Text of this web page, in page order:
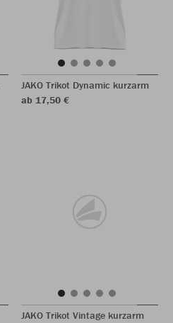
JAKO Trikot Dynamic kurzarm
ab 17,50 €
JAKO Trikot Vintage kurzarm